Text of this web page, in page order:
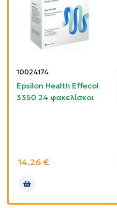
10024174
Epsilon Health Effecol
3350 24 φακελίσκοι
14.26 €